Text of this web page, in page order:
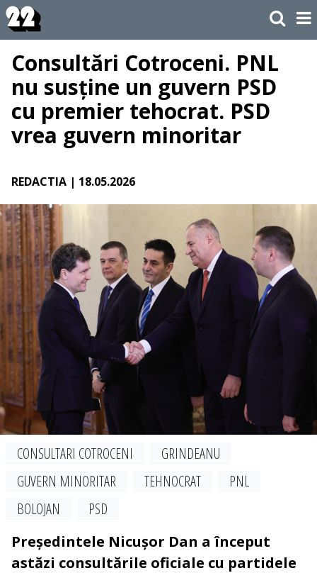
Consultări Cotroceni. PNL
nu susține un guvern PSD
cu premier tehocrat. PSD
vrea guvern minoritar
REDACTIA | 18.05.2026
CONSULTARI COTROCENI
GRINDEANU
GUVERN MINORITAR
TEHNOCRAT
PNL
BOLOJAN
PSD
Președintele Nicușor Dan a început
astăzi consultările oficiale cu partidele